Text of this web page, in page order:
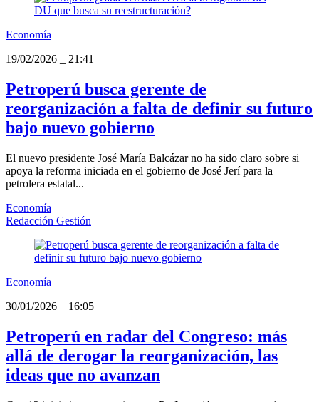
Economía
19/02/2026
21:41
Petroperú busca gerente de
reorganización a falta de definir su futuro
bajo nuevo gobierno
El nuevo presidente José María Balcázar no ha sido claro sobre si
apoya la reforma iniciada en el gobierno de José Jerí para la
petrolera estatal...
Economía
Redacción Gestión
Economía
30/01/2026
16:05
Petroperú en radar del Congreso: más
allá de derogar la reorganización, las
ideas que no avanzan